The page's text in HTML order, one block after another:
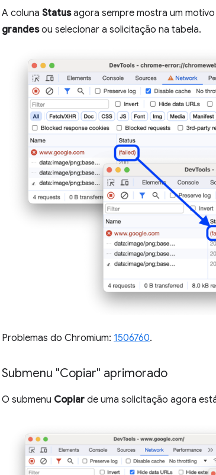
A coluna Statusagora sempre mostra um
grandesou selecionar a solicitação na tabela.
Problemas do Chromium: 1506760.
Submenu "Copiar" aprimorado
O submenu Copiar de uma solicitação agora